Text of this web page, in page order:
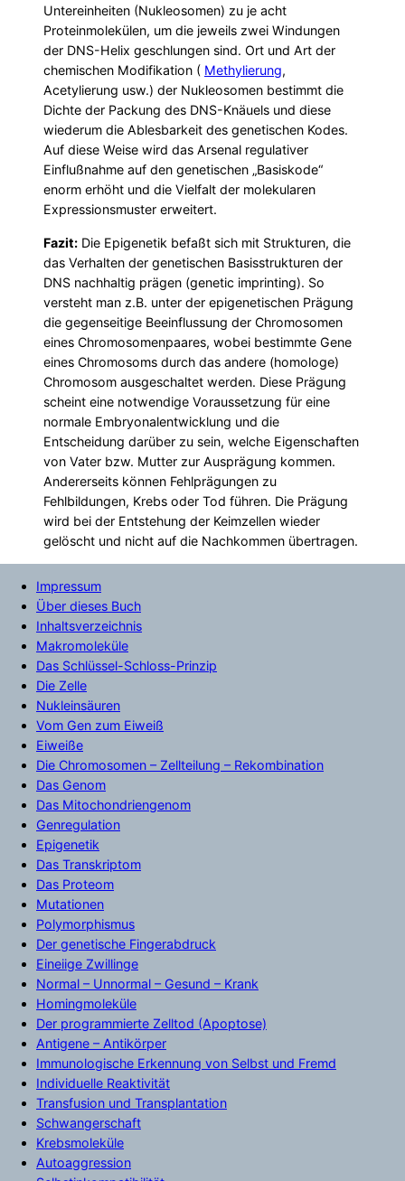
Untereinheiten (Nukleosomen) zu je acht
Proteinmolekülen, um die jeweils zwei Windungen
der DNS-Helix geschlungen sind. Ort und Art der
chemischen Modifikation ( Methylierung,
Acetylierung usw.) der Nukleosomen bestimmt die
Dichte der Packung des DNS-Knäuels und diese
wiederum die Ablesbarkeit des genetischen Kodes.
Auf diese Weise wird das Arsenal regulativer
Einflußnahme auf den genetischen „Basiskode“
enorm erhöht und die Vielfalt der molekularen
Expressionsmuster erweitert.
Fazit: Die Epigenetik befaßt sich mit Strukturen, die
das Verhalten der genetischen Basisstrukturen der
DNS nachhaltig prägen (genetic imprinting). So
versteht man z.B. unter der epigenetischen Prägung
die gegenseitige Beeinflussung der Chromosomen
eines Chromosomenpaares, wobei bestimmte Gene
eines Chromosoms durch das andere (homologe)
Chromosom ausgeschaltet werden. Diese Prägung
scheint eine notwendige Voraussetzung für eine
normale Embryonalentwicklung und die
Entscheidung darüber zu sein, welche Eigenschaften
von Vater bzw. Mutter zur Ausprägung kommen.
Andererseits können Fehlprägungen zu
Fehlbildungen, Krebs oder Tod führen. Die Prägung
wird bei der Entstehung der Keimzellen wieder
gelöscht und nicht auf die Nachkommen übertragen.
Impressum
Über dieses Buch
Inhaltsverzeichnis
Makromoleküle
Das Schlüssel-Schloss-Prinzip
Die Zelle
Nukleinsäuren
Vom Gen zum Eiweiß
Eiweiße
Die Chromosomen – Zellteilung – Rekombination
Das Genom
Das Mitochondriengenom
Genregulation
Epigenetik
Das Transkriptom
Das Proteom
Mutationen
Polymorphismus
Der genetische Fingerabdruck
Eineiige Zwillinge
Normal – Unnormal – Gesund – Krank
Homingmoleküle
Der programmierte Zelltod (Apoptose)
Antigene – Antikörper
Immunologische Erkennung von Selbst und Fremd
Individuelle Reaktivität
Transfusion und Transplantation
Schwangerschaft
Krebsmoleküle
Autoaggression